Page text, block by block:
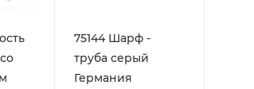
75144 Шарф -
труба серый
Германия